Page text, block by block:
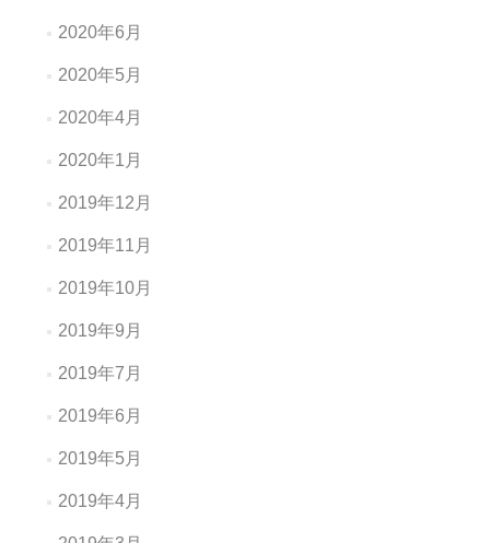
2020年6月
2020年5月
2020年4月
2020年1月
2019年12月
2019年11月
2019年10月
2019年9月
2019年7月
2019年6月
2019年5月
2019年4月